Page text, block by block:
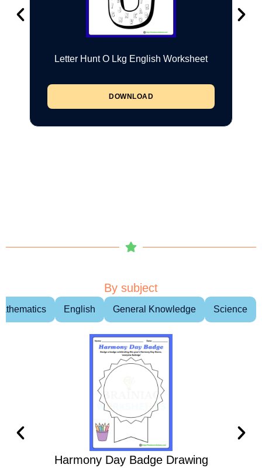
Letter Hunt O Lkg English Worksheet
DOWNLOAD
By subject
English General Knowledge Science
Harmony Day Badge Drawing